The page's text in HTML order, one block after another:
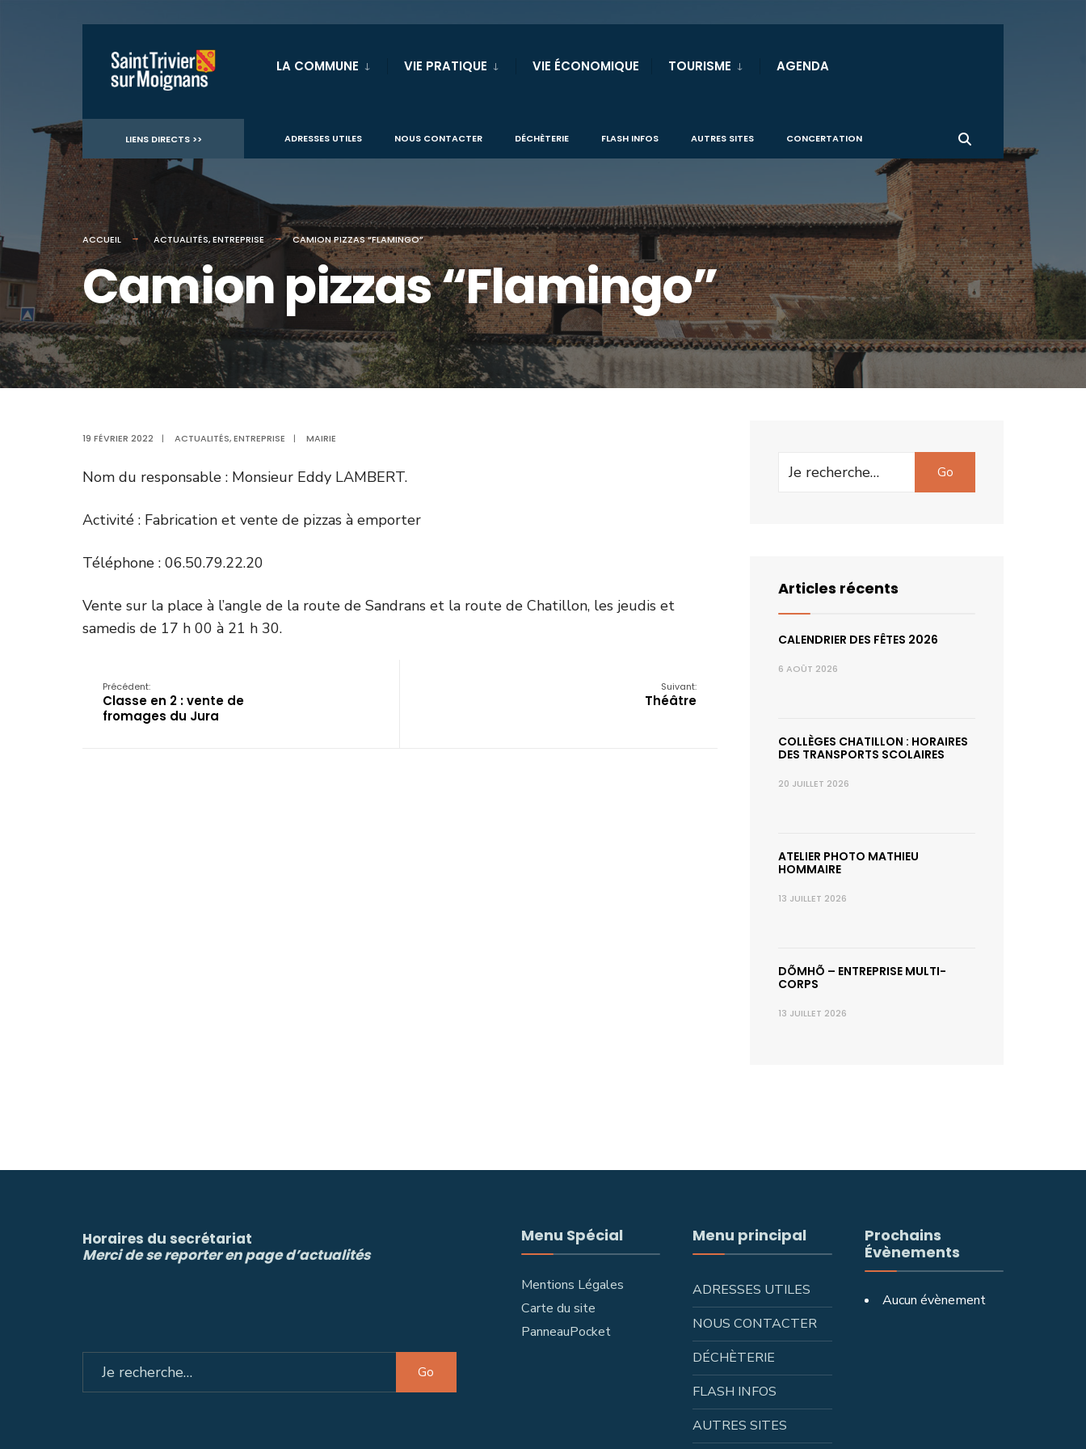
contenu
LA COMMUNE VIE PRATIQUE VIE ÉCONOMIQUE TOURISME AGENDA
LIENS DIRECTS >> ADRESSES UTILES NOUS CONTACTER DÉCHÈTERIE FLASH INFOS AUTRES SITES CONCERTATION
ACCUEIL ACTUALITÉS,ENTREPRISE CAMION PIZZAS “FLAMINGO”
Camion pizzas “Flamingo”
19 FÉVRIER 2022 | ACTUALITÉS,ENTREPRISE | MAIRIE
Nom du responsable : Monsieur Eddy LAMBERT.
Activité : Fabrication et vente de pizzas à emporter
Téléphone : 06.50.79.22.20
Vente sur la place à l’angle de la route de Sandrans et la route de Chatillon, les jeudis et
samedis de 17 h 00 à 21 h 30.
Précédent:
Classe en 2 : vente de
fromages du Jura
Suivant:
Théâtre
Search
Go
Articles récents
CALENDRIER DES FÊTES 2026
6 AOÛT 2026
COLLÈGES CHATILLON : HORAIRES
DES TRANSPORTS SCOLAIRES
20 JUILLET 2026
ATELIER PHOTO MATHIEU
HOMMAIRE
13 JUILLET 2026
DÕMHÕ – ENTREPRISE MULTI-
CORPS
13 JUILLET 2026
Horaires du secrétariat
Merci de se reporter en page d’actualités
Go
Menu Spécial
Mentions Légales
Carte du site
PanneauPocket
Menu principal
ADRESSES UTILES
NOUS CONTACTER
DÉCHÈTERIE
FLASH INFOS
AUTRES SITES
Prochains
Évènements
Aucun évènement